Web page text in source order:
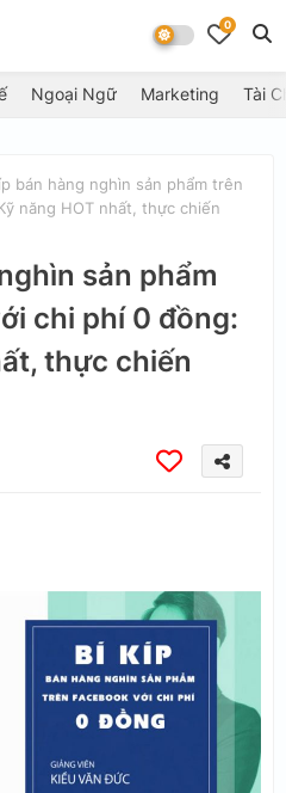
0
Ngoại Ngữ Marketing Tài
bán hàng nghìn sản phẩm trên
năng HOT nhất, thực chiến
sản phẩm
chi phí 0 đồng:
thực chiến